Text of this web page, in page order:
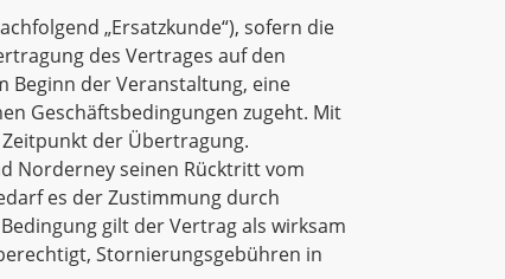
„Ersatzkunde“), sofern die
des Vertrages auf den
Beginn der Veranstaltung, eine
Geschäftsbedingungen zugeht. Mit
der Übertragung.
Norderney seinen Rücktritt vom
es der Zustimmung durch
gilt der Vertrag als wirksam
Stornierungsgebühren in